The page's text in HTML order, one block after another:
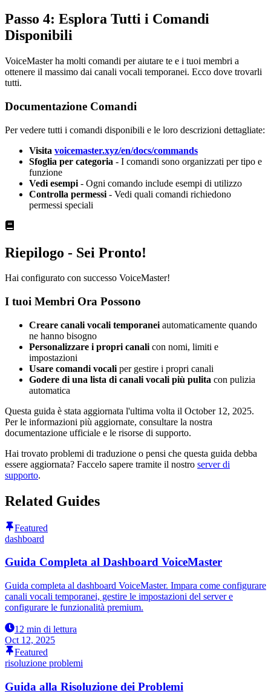
Passo 4: Esplora Tutti i Comandi
Disponibili
VoiceMaster ha molti comandi per aiutare te e i tuoi membri a
ottenere il massimo dai canali vocali temporanei. Ecco dove trovarli
tutti.
Documentazione Comandi
Per vedere tutti i comandi disponibili e le loro descrizioni dettagliate:
Visita voicemaster.xyz/en/docs/commands
Sfoglia per categoria - I comandi sono organizzati per tipo e
funzione
Vedi esempi - Ogni comando include esempi di utilizzo
Controlla permessi - Vedi quali comandi richiedono
permessi speciali
Riepilogo - Sei Pronto!
Hai configurato con successo VoiceMaster!
I tuoi Membri Ora Possono
Creare canali vocali temporanei automaticamente quando
ne hanno bisogno
Personalizzare i propri canali con nomi, limiti e
impostazioni
Usare comandi vocali per gestire i propri canali
Godere di una lista di canali vocali più pulita con pulizia
automatica
Questa guida è stata aggiornata l'ultima volta il October 12, 2025.
Per le informazioni più aggiornate, consultare la nostra
documentazione ufficiale e le risorse di supporto.
Hai trovato problemi di traduzione o pensi che questa guida debba
essere aggiornata? Faccelo sapere tramite il nostro server di
supporto.
Related Guides
Featured
dashboard
Guida Completa al Dashboard VoiceMaster
Guida completa al dashboard VoiceMaster. Impara come configurare
canali vocali temporanei, gestire le impostazioni del server e
configurare le funzionalità premium.
12 min di lettura
Oct 12, 2025
Featured
risoluzione problemi
Guida alla Risoluzione dei Problemi